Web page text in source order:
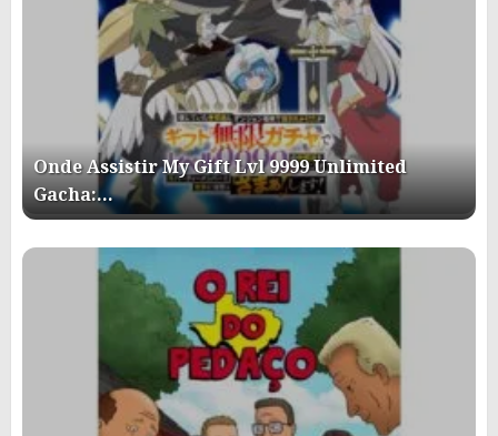
Onde Assistir My Gift Lvl 9999 Unlimited
Gacha:…